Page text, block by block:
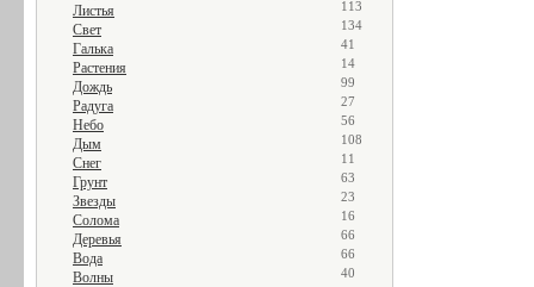
Листья 113
Свет 134
Галька 41
Растения 14
Дождь 99
Радуга 27
Небо 56
Дым 108
Снег 11
Грунт 63
Звезды 23
Солома 16
Деревья 66
Вода 66
Волны 40